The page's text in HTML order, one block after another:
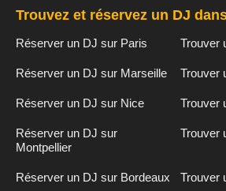
Trouvez et réservez un DJ
Réserver un DJ sur Paris Trouver
Réserver un DJ sur Marseille Trouver
Réserver un DJ sur Nice Trouver
Réserver un DJ sur
Montpellier
Trouver
Réserver un DJ sur Bordeaux Trouver